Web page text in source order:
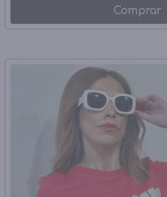
Comprar